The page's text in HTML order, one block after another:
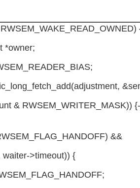
*owner;
& RWSEM_WRITER_MASK))
&&
>timeout)) {